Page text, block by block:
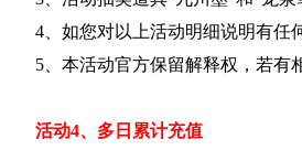
4、如您对以上活动明细说明有任
5、本活动官方保留解释权，若有
活动4、多日累计充值